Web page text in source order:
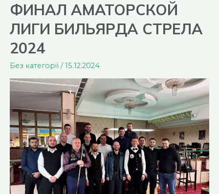
Рождеством
ФИНАЛ АМАТОРСКОЙ
ЛИГИ БИЛЬЯРДА СТРЕЛА
2024
Без категорії /15.12.2024